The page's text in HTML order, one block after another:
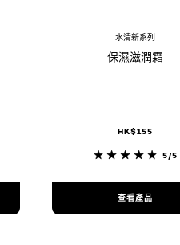
水清新系列
保濕滋潤霜
HK$155
5/5
查看產品